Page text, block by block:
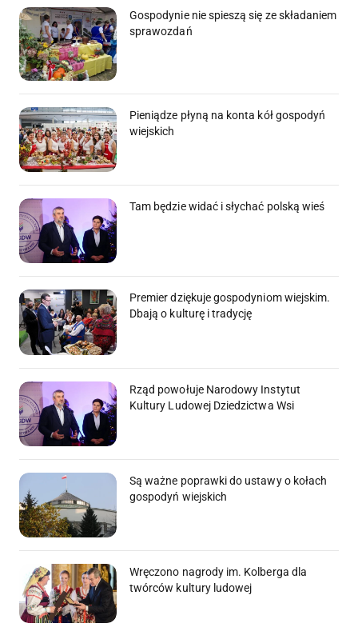
Gospodynie nie spieszą się ze składaniem
sprawozdań
Pieniądze płyną na konta kół gospodyń
wiejskich
Tam będzie widać i słychać polską wieś
Premier dziękuje gospodyniom wiejskim.
Dbają o kulturę i tradycję
Rząd powołuje Narodowy Instytut
Kultury Ludowej Dziedzictwa Wsi
Są ważne poprawki do ustawy o kołach
gospodyń wiejskich
Wręczono nagrody im. Kolberga dla
twórców kultury ludowej